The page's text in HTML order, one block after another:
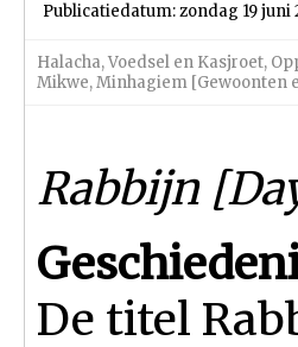
Publicatiedatum: zondag 19 juni
Halacha,Voedsel en Kasjroet,
Mikwe,Minhagiem [Gewoonten
Rabbijn
De titel